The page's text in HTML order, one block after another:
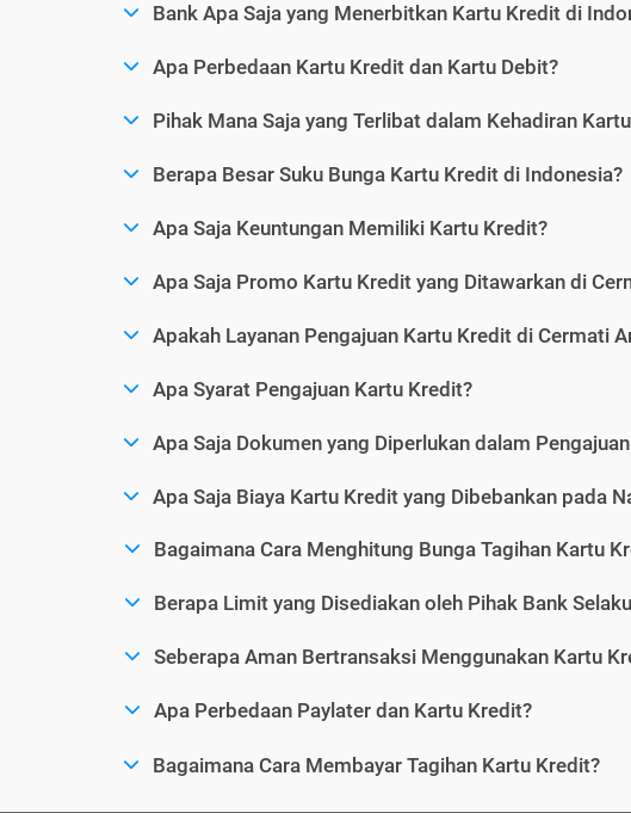
Bank Apa Saja yang Menerbitkan Kartu Kredit di
Apa Perbedaan Kartu Kredit dan Kartu Debit?
Pihak Mana Saja yang Terlibat dalam Kehadiran
Berapa Besar Suku Bunga Kartu Kredit di Indonesia?
Apa Saja Keuntungan Memiliki Kartu Kredit?
Apa Saja Promo Kartu Kredit yang Ditawarkan di
Apakah Layanan Pengajuan Kartu Kredit di Cermati
Apa Syarat Pengajuan Kartu Kredit?
Apa Saja Dokumen yang Diperlukan dalam
Apa Saja Biaya Kartu Kredit yang Dibebankan pada
Bagaimana Cara Menghitung Bunga Tagihan Kartu
Berapa Limit yang Disediakan oleh Pihak Bank
Seberapa Aman Bertransaksi Menggunakan Kartu
Apa Perbedaan Paylater dan Kartu Kredit?
Bagaimana Cara Membayar Tagihan Kartu Kredit?